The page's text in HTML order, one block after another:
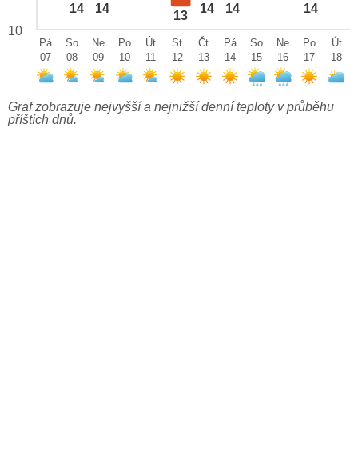
14 14
13
14 14 14
10
Pá
07
So
08
Ne
09
Po
10
Út
11
St
12
Čt
13
Pá
14
So
15
Ne
16
Po
17
Út
18
Graf zobrazuje nejvyšší a nejnižší denní teploty v průběhu
příštích dnů.